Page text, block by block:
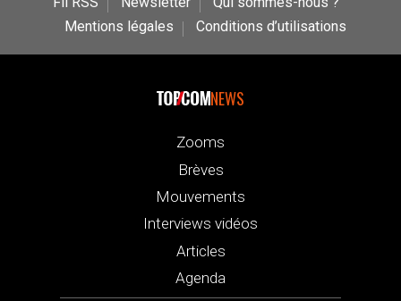
Mentions légales
Conditions d’utilisations
NEWS
Zooms
Brèves
Mouvements
Interviews vidéos
Articles
Agenda